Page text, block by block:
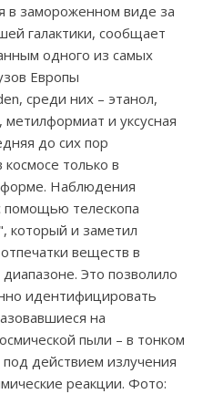
в замороженном виде за
галактики, сообщает
одного из самых
Европы
cреди них – этанол,
и уксусная
до сих пор
только в
форме. Наблюдения
помощью телескопа
который и заметил
веществ в
Это позволило
идентифицировать
на
пыли – в тонком
действием излучения
реакции. Фото: